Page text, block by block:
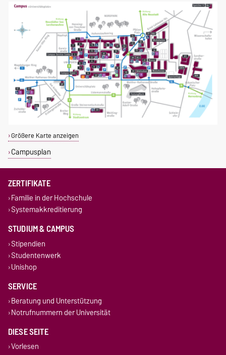
Größere Karte anzeigen
Campusplan
ZERTIFIKATE
Familie in der Hochschule
Systemakkreditierung
STUDIUM & CAMPUS
Stipendien
Studentenwerk
Unishop
SERVICE
Beratung und Unterstützung
Notrufnummern der Universität
DIESE SEITE
Vorlesen